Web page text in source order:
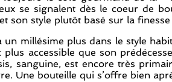
se signalent dès le coeur de
son style plutôt basé sur la
millésime plus dans le style
accessible que son
sanguine, est encore très
Une bouteille qui s’offre bien